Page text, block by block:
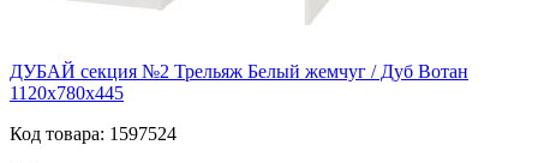
ДУБАЙ секция №2 Трельяж Белый жемчуг / Дуб Вотан
1120х780х445
Код товара: 1597524